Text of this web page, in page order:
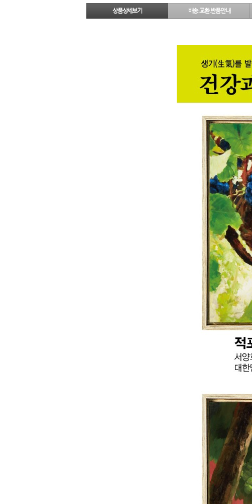
상품상세보기 배송.교환.반품안내